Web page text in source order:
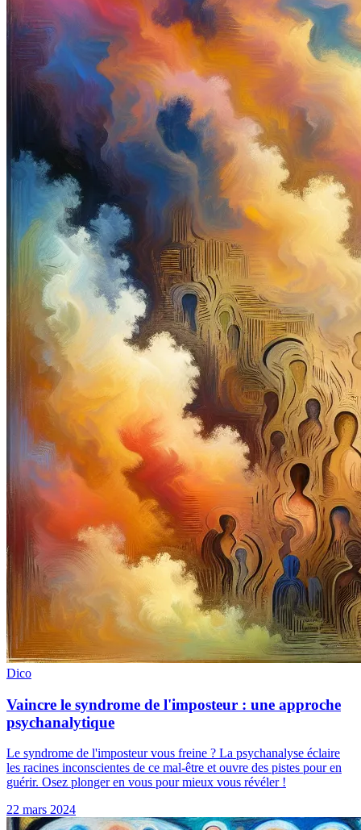
Dico
Vaincre le syndrome de l'imposteur : une approche
psychanalytique
Le syndrome de l'imposteur vous freine ? La psychanalyse éclaire
les racines inconscientes de ce mal-être et ouvre des pistes pour en
guérir. Osez plonger en vous pour mieux vous révéler !
22 mars 2024